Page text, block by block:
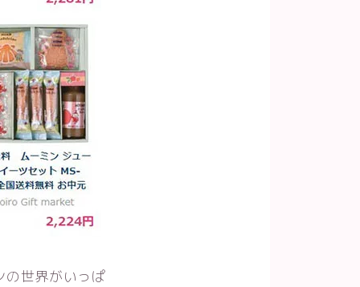
の世界がいっぱ